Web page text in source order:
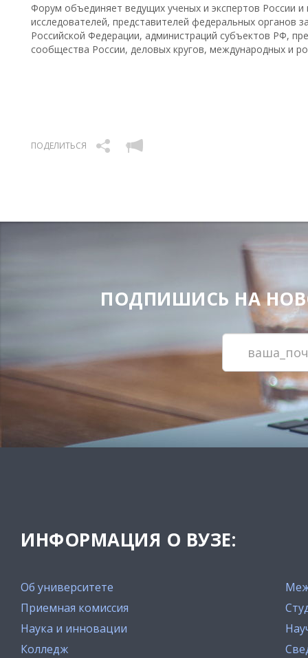
Форум объединяет ведущих ученых и экспертов России
исследователей, представителей федеральных органов
Российской Федерации, администраций субъектов РФ,
сообщества России, деловых кругов, международных и
ПОДЕЛИТЬСЯ
ПОДПИШИСЬ НА
ИНФОРМАЦИЯ О ВУЗЕ:
Об университете
Приемная комиссия
Наука и инновации
Колледж